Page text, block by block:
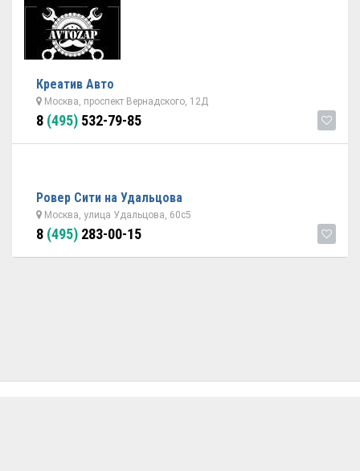
Креатив Авто
Москва, проспект Вернадского, 12Д
8 (495) 532-79-85
Ровер Сити на Удальцова
Москва, улица Удальцова, 60с5
8 (495) 283-00-15